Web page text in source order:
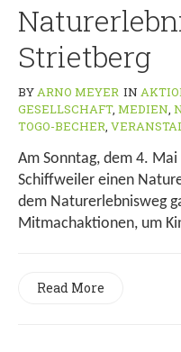
Strietberg
BYARNO MEYER IN
GESELLSCHAFT, MEDIEN,
TOGO-BECHER,
Am Sonntag, dem 4.
Schiffweiler einen
dem Naturerlebnisweg
Mitmachaktionen, um
Read More